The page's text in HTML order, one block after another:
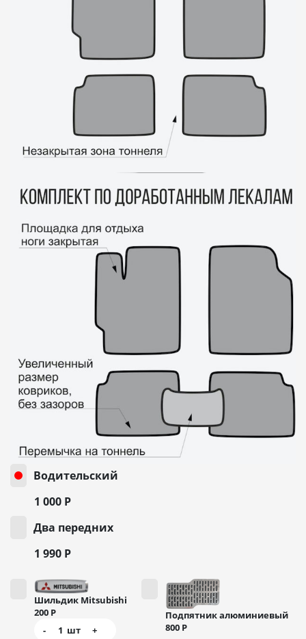
Водительский
1 000 Р
Два передних
1 990 Р
Шильдик Mitsubishi
200 Р
-
1 шт +
Подпятник алюминиевый
800 Р